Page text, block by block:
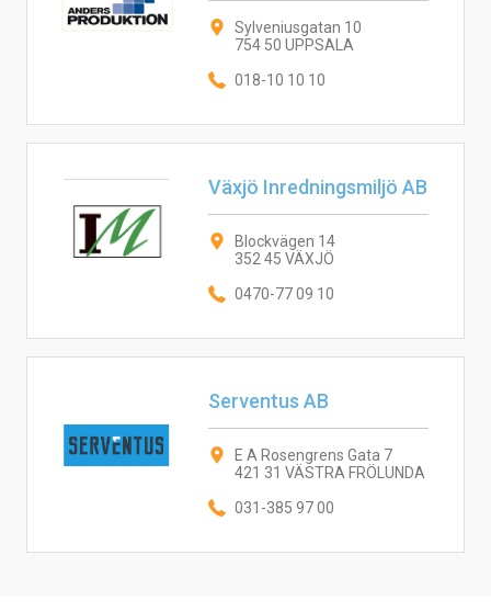
Sylveniusgatan 10
754 50 UPPSALA
018-10 10 10
Växjö Inredningsmiljö AB
Blockvägen 14
352 45 VÄXJÖ
0470-77 09 10
Serventus AB
E A Rosengrens Gata 7
421 31 VÄSTRA FRÖLUNDA
031-385 97 00